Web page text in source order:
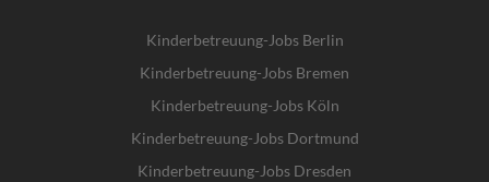
Kinderbetreuung-Jobs Berlin
Kinderbetreuung-Jobs Bremen
Kinderbetreuung-Jobs Köln
Kinderbetreuung-Jobs Dortmund
Kinderbetreuung-Jobs Dresden